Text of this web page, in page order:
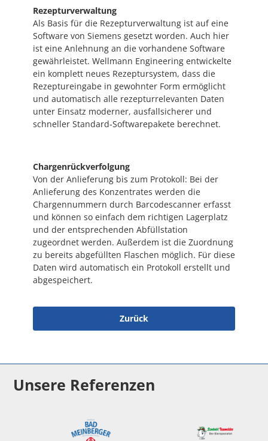
Rezepturverwaltung
Als Basis für die Rezepturverwaltung ist auf eine
Software von Siemens gesetzt worden. Auch hier
ist eine Anlehnung an die vorhandene Software
gewährleistet. Wellmann Engineering entwickelte
ein komplett neues Rezeptursystem, dass die
Rezeptureingabe in gewohnter Form ermöglicht
und automatisch alle rezepturrelevanten Daten
unter Einsatz moderner, ausfallsicherer und
schneller Standard-Softwarepakete berechnet.
Chargenrückverfolgung
Von der Anlieferung bis zum Protokoll: Bei der
Anlieferung des Konzentrates werden die
Chargennummern durch Barcodescanner erfasst
und können so einfach dem richtigen Lagerplatz
und der entsprechenden Abfüllstation
zugeordnet werden. Außerdem ist die Zuordnung
zu bereits abgefüllten Flaschen möglich. Für diese
Daten wird automatisch ein Protokoll erstellt und
abgespeichert.
Zurück
Unsere Referenzen